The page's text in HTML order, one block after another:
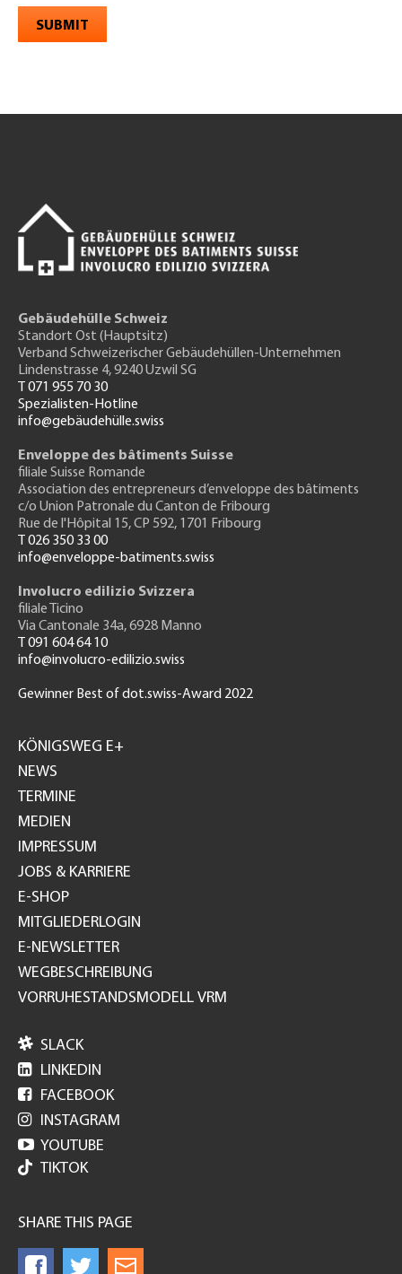
SUBMIT
Gebäudehülle Schweiz
Standort Ost (Hauptsitz)
Verband Schweizerischer Gebäudehüllen-Unternehmen
Lindenstrasse 4, 9240 Uzwil SG
T 071 955 70 30
Spezialisten-Hotline
info@gebäudehülle.swiss
Enveloppe des bâtiments Suisse
filiale Suisse Romande
Association des entrepreneurs d’enveloppe des bâtiments
c/o Union Patronale du Canton de Fribourg
Rue de l'Hôpital 15, CP 592, 1701 Fribourg
T 026 350 33 00
info@enveloppe-batiments.swiss
Involucro edilizio Svizzera
filiale Ticino
Via Cantonale 34a, 6928 Manno
T 091 604 64 10
info@involucro-edilizio.swiss
Gewinner Best of dot.swiss-Award 2022
GH
KÖNIGSWEG E+
NEWS
TERMINE
MEDIEN
IMPRESSUM
JOBS & KARRIERE
E-SHOP
MITGLIEDERLOGIN
E-NEWSLETTER
WEGBESCHREIBUNG
VORRUHESTANDSMODELL VRM
 SLACK
 LINKEDIN
 FACEBOOK
 INSTAGRAM
 YOUTUBE
TIKTOK
SHARE THIS PAGE